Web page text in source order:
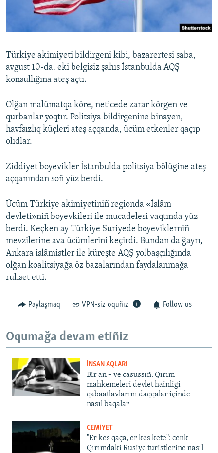
Русский
Українською
QOŞULIÑIZ!
RFE/RS bütün saytları
Türkiye akimiyeti bildirgeni kibi, bazarertesi saba,
avgust 10-da, eki belgisiz şahıs İstanbulda AQŞ
konsullığına ateş açtı.
Olğan malümatqa köre, neticede zarar körgen ve
qurbanlar yoqtır. Politsiya bildirgenine binayen,
havfsızlıq küçleri ateş açqanda, ücüm etkenler qaçıp
olıdlar.
Ziddiyet boyevikler İstanbulda politsiya bölügine ateş
açqanından soñ yüz berdi.
Ücüm Türkiye akimiyetiniñ regionda «İslâm
devleti»niñ boyevkileri ile mucadelesi vaqtında yüz
berdi. Keçken ay Türkiye Suriyede boyeviklerniñ
mevzilerine ava ücümlerini keçirdi. Bundan da ğayrı,
Ankara islâmistler ile küreşte AQŞ yolbaşçılığında
olğan koalitsiyağa öz bazalarından faydalanmağa
ruhset etti.
Paylaşmaq VPN-siz oquñız Follow us
Oqumağa devam etiñiz
İNSAN AQLARI
Bir an – ve casussıñ. Qırım
mahkemeleri devlet hainligi
qabaatlavlarını daqqalar içinde
nasıl baqalar
CEMİYET
"Er kes qaça, er kes kete": cenk
Qırımdaki Rusiye turistlerine nasıl